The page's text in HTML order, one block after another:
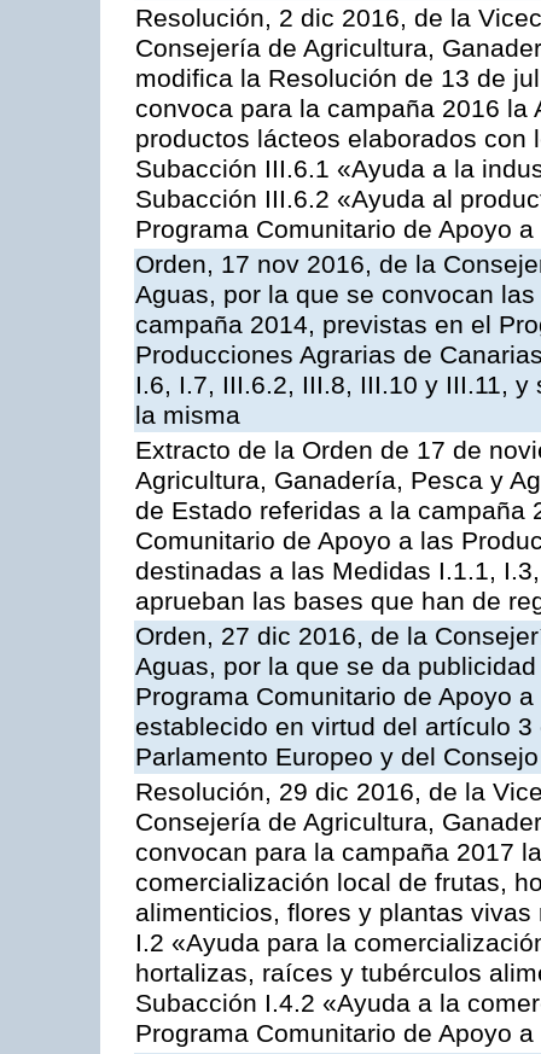
Resolución, 2 dic 2016, de la
Consejería de Agricultura,
modifica la Resolución de 13 de
convoca para la campaña 2016
productos lácteos elaborados
Subacción III.6.1 «Ayuda a la
Subacción III.6.2 «Ayuda al
Programa Comunitario de Apoyo
Orden, 17 nov 2016, de la
Aguas, por la que se convocan
campaña 2014, previstas en el
Producciones Agrarias de
I.6, I.7, III.6.2, III.8, III.10 y III.11,
la misma
Extracto de la Orden de 17 de
Agricultura, Ganadería, Pesca y
de Estado referidas a la campaña
Comunitario de Apoyo a las
destinadas a las Medidas I.1.1,
aprueban las bases que han de
Orden, 27 dic 2016, de la
Aguas, por la que se da
Programa Comunitario de Apoyo
establecido en virtud del artículo
Parlamento Europeo y del Consejo
Resolución, 29 dic 2016, de la
Consejería de Agricultura,
convocan para la campaña 2017
comercialización local de frutas,
alimenticios, flores y plantas
I.2 «Ayuda para la
hortalizas, raíces y tubérculos
Subacción I.4.2 «Ayuda a la
Programa Comunitario de Apoyo